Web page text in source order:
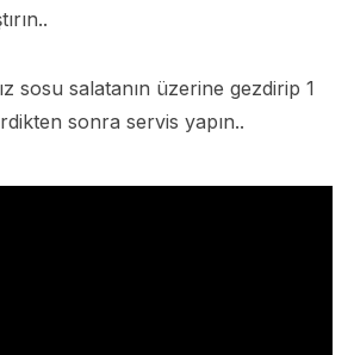
sosu salatanın üzerine gezdirip 1
sonra servis yapın..